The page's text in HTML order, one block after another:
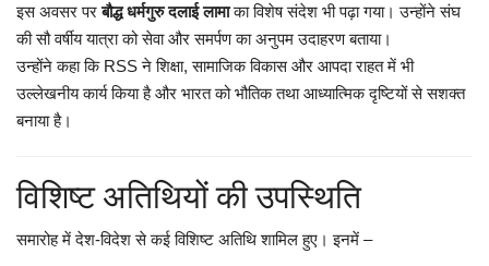
इस अवसर परबौद्ध धर्मगुरु दलाई लामाका विशेष संदेश भी पढ़ा गया। उन्होंने संघ
की सौ वर्षीय यात्रा को सेवा और समर्पण का अनुपम उदाहरण बताया।
उन्होंने कहा कि RSS ने शिक्षा, सामाजिक विकास और आपदा राहत में भी
उल्लेखनीय कार्य किया है और भारत को भौतिक तथा आध्यात्मिक दृष्टियों से सशक्त
बनाया है।
विशिष्ट अतिथियों की उपस्थिति
समारोह में देश-विदेश से कई विशिष्ट अतिथि शामिल हुए। इनमें –